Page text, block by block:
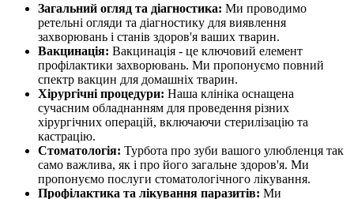
Загальний огляд та діагностика: Ми проводимо
ретельні огляди та діагностику для виявлення
захворювань і станів здоров'я ваших тварин.
Вакцинація: Вакцинація - це ключовий елемент
профілактики захворювань. Ми пропонуємо повний
спектр вакцин для домашніх тварин.
Хірургічні процедури: Наша клініка оснащена
сучасним обладнанням для проведення різних
хірургічних операцій, включаючи стерилізацію та
кастрацію.
Стоматологія: Турбота про зуби вашого улюбленця так
само важлива, як і про його загальне здоров'я. Ми
пропонуємо послуги стоматологічного лікування.
Профілактика та лікування паразитів: Ми